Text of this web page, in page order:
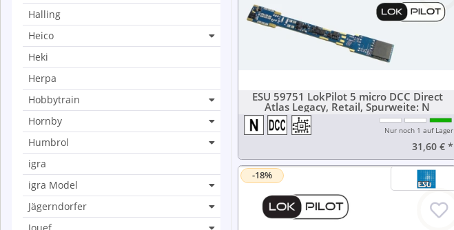
ESU 59751 LokPilot 5 micro DCC Direct
Atlas Legacy, Retail, Spurweite: N
Nur noch 1 auf Lager
31,60 €*
-18%
Halling
Heico
Heki
Herpa
Hobbytrain
Hornby
Humbrol
igra
igra Model
Jägerndorfer
Jouef